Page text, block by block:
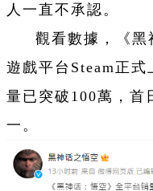
人一直不承認。
觀看數據，《黑
遊戲平台Steam正
量已突破100萬，首
一。